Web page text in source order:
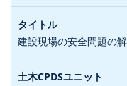
建設現場の安全問題の